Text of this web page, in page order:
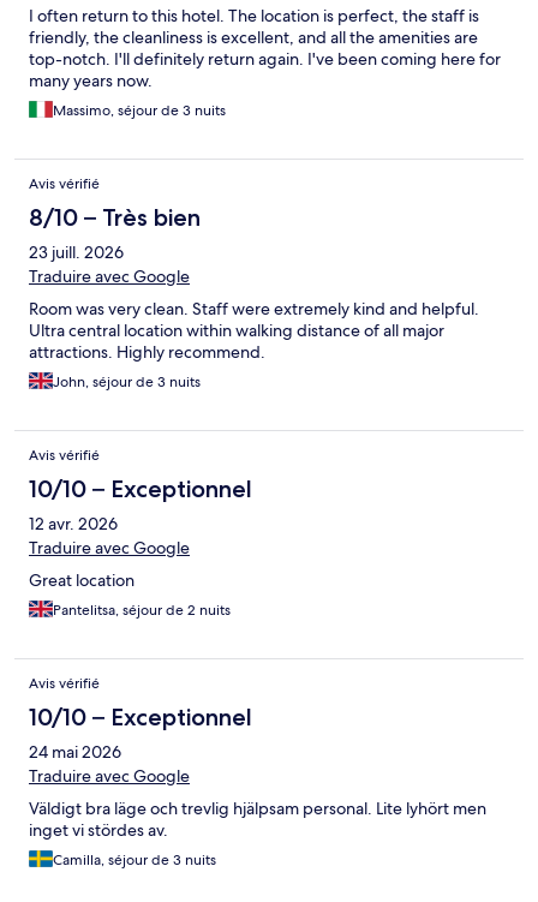
I often return to this hotel. The location is perfect, the staff is
friendly, the cleanliness is excellent, and all the amenities are
top-notch. I'll definitely return again. I've been coming here for
many years now.
Massimo, séjour de 3 nuits
Avis vérifié
8/10 – Très bien
23 juill. 2026
Traduire avec Google
Room was very clean. Staff were extremely kind and helpful.
Ultra central location within walking distance of all major
attractions. Highly recommend.
John, séjour de 3 nuits
Avis vérifié
10/10 – Exceptionnel
12 avr. 2026
Traduire avec Google
Great location
Pantelitsa, séjour de 2 nuits
Avis vérifié
10/10 – Exceptionnel
24 mai 2026
Traduire avec Google
Väldigt bra läge och trevlig hjälpsam personal. Lite lyhört men
inget vi stördes av.
Camilla, séjour de 3 nuits